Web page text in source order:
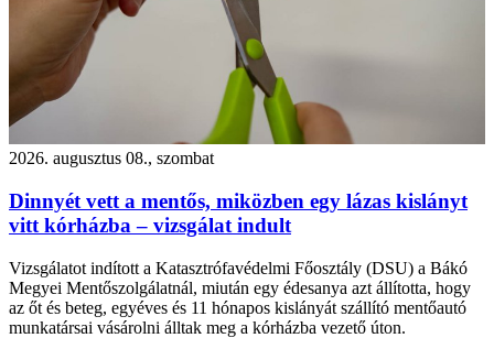
2026. augusztus 08., szombat
Dinnyét vett a mentős, miközben egy lázas kislányt
vitt kórházba – vizsgálat indult
Vizsgálatot indított a Katasztrófavédelmi Főosztály (DSU) a Bákó
Megyei Mentőszolgálatnál, miután egy édesanya azt állította, hogy
az őt és beteg, egyéves és 11 hónapos kislányát szállító mentőautó
munkatársai vásárolni álltak meg a kórházba vezető úton.